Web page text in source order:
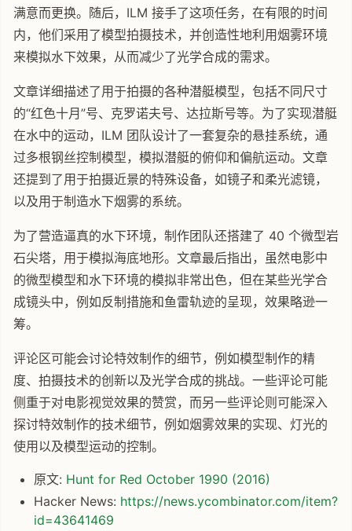
满意而更换。随后，ILM 接手了这项任务，在有限的时间
内，他们采用了模型拍摄技术，并创造性地利用烟雾环境
来模拟水下效果，从而减少了光学合成的需求。
文章详细描述了用于拍摄的各种潜艇模型，包括不同尺寸
的“红色十月”号、克罗诺夫号、达拉斯号等。为了实现潜艇
在水中的运动，ILM 团队设计了一套复杂的悬挂系统，通
过多根钢丝控制模型，模拟潜艇的俯仰和偏航运动。文章
还提到了用于拍摄近景的特殊设备，如镜子和柔光滤镜，
以及用于制造水下烟雾的系统。
为了营造逼真的水下环境，制作团队还搭建了 40 个微型岩
石尖塔，用于模拟海底地形。文章最后指出，虽然电影中
的微型模型和水下环境的模拟非常出色，但在某些光学合
成镜头中，例如反制措施和鱼雷轨迹的呈现，效果略逊一
筹。
评论区可能会讨论特效制作的细节，例如模型制作的精
度、拍摄技术的创新以及光学合成的挑战。一些评论可能
侧重于对电影视觉效果的赞赏，而另一些评论则可能深入
探讨特效制作的技术细节，例如烟雾效果的实现、灯光的
使用以及模型运动的控制。
原文: Hunt for Red October 1990 (2016)
Hacker News: https://news.ycombinator.com/item?
id=43641469